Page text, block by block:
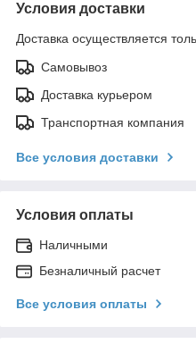
Условия доставки
Доставка осуществляется
Самовывоз
Доставка курьером
Транспортная компания
Все условия доставки
Условия оплаты
Наличными
Безналичный расчет
Все условия оплаты